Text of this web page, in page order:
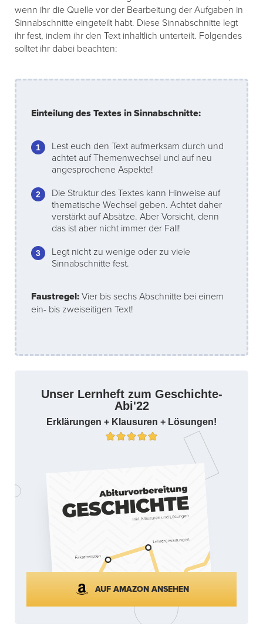
wenn ihr die Quelle vor der Bearbeitung der Aufgaben in
Sinnabschnitte eingeteilt habt. Diese Sinnabschnitte legt
ihr fest, indem ihr den Text inhaltlich unterteilt. Folgendes
solltet ihr dabei beachten:
Einteilung des Textes in Sinnabschnitte:
Lest euch den Text aufmerksam durch und
achtet auf Themenwechsel und auf neu
angesprochene Aspekte!
Die Struktur des Textes kann Hinweise auf
thematische Wechsel geben. Achtet daher
verstärkt auf Absätze. Aber Vorsicht, denn
das ist aber nicht immer der Fall!
Legt nicht zu wenige oder zu viele
Sinnabschnitte fest.
Faustregel: Vier bis sechs Abschnitte bei einem
ein- bis zweiseitigen Text!
Unser Lernheft zum Geschichte-
Abi'22
Erklärungen + Klausuren + Lösungen!
AUF AMAZON ANSEHEN